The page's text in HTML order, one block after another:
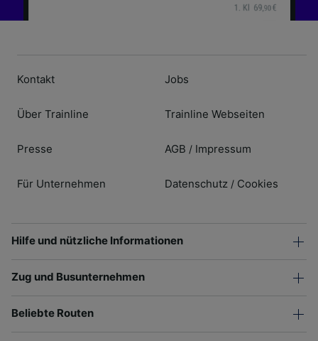
Kontakt
Über Trainline
Presse
Für Unternehmen
Jobs
Trainline Webseiten
AGB / Impressum
Datenschutz / Cookies
Hilfe und nützliche Informationen
Zug und Busunternehmen
Beliebte Routen